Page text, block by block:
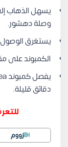
يسهل الذهاب
وصلة دهشور.
يستغرق
الكمبوند على
دقائق قليلة.
زووم